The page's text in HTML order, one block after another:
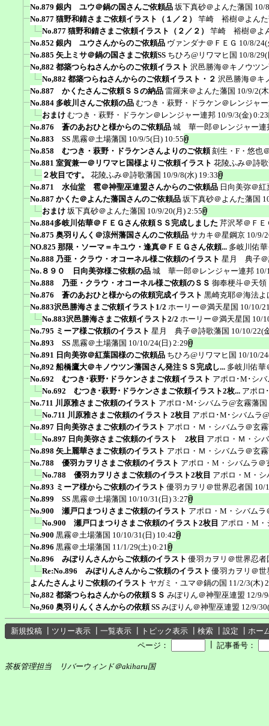
No.879 銀内 ユウ＠鍋の国さんご依頼品 坂下真砂＠よんた藩国 10/
No.877 猫野和錆さまご依頼イラスト（１／２）
竿崎 裕樹＠よんた
No.877 猫野和錆さまご依頼イラスト（２／２）
竿崎 裕樹＠よ
No.852 銀内 ユウさんからのご依頼品 ヴァンダナ＠ＦＥＧ 10/8/
No.885 矢上ミサ＠鍋の国さまご依頼SS ちひろ@リワマヒ国 10/8/
No,882 都築つらねさんからのご依頼イラスト 沢邑勝海＠キノウツ
No,882 都築つらねさんからのご依頼イラスト・２ 沢邑勝海＠キ
No.887 かくたさんご依頼ＳＳの納品 雷羅来＠よんた藩国 10/9/2(
No.884 多岐川さんご依頼の品 むつき・萩野・ドラケン＠レンジャ
おまけ むつき・萩野・ドラケン＠レンジャー連邦 10/9/3(金) 0:23
No.876 蒼のあおひと様からのご依頼品 城 華一郎＠レンジャー連
No.883 SS 黒霧＠土場藩国 10/9/5(日) 10:55
No.858 むつき・萩野・ドラケンさんよりのご依頼 刻生・F・悠也
No.881 室賀兼一＠リワマヒ国様よりご依頼イラスト 花陵ふみ＠詩
２枚目です。
花陵ふみ＠詩歌藩国 10/9/8(水) 19:33
No.871 水仙堂 雹＠神聖巫連盟さんからのご依頼品 日向美弥＠紅
No.887 かくた＠よんた藩国さんのご依頼品 坂下真砂＠よんた藩国
おまけ 坂下真砂＠よんた藩国 10/9/20(月) 2:55
No.884多岐川佑華＠ＦＥＧさん依頼ＳＳ完成しました 芹沢琴＠ＦＥ
No.875 奥羽りんく＠涼州藩国さんのご依頼品 サカキ＠星鋼京 10/9/
NO.825 那限・ソーマ＝キユウ・逢真＠ＦＥＧさん依頼... 多岐川佑
No.888 乃亜・クラウ・オコーネル様ご依頼のイラスト 星月 典子＠
No.８９０ 日向美弥様ご依頼の品 城 華一郎＠レンジャー連邦 10/
No.888 乃亜・クラウ・オコーネル様ご依頼のＳＳ 御奉梗斗＠天領
No.876 蒼のあおひと様からの依頼完成イラスト 黒崎克耶＠海法よ
No.883沢邑勝海さまご依頼イラスト1/2 ホーリー＠満天星国 10/10/
No.883沢邑勝海さまご依頼イラスト2/2 ホーリー＠満天星国 10/
No.795 ミーア様ご依頼のイラスト 星月 典子＠詩歌藩国 10/10/22(
No.893 SS 黒霧＠土場藩国 10/10/24(日) 2:29
No.891 日向美弥＠紅葉国様のご依頼品 ちひろ@リワマヒ国 10/10/
No,892 船橋鷹大＠キノウツン藩国さん発注ＳＳ完成し... 多岐川佑華
No.692 むつき･萩野･ドラケンさまご依頼イラスト アポロ･M･シ
No.692 むつき･萩野･ドラケンさまご依頼イラスト2枚... アポロ
No.711 川原雅さまご依頼のイラスト アポロ･M･シバムラ@玄霧藩国
No.711 川原雅さまご依頼のイラスト 2枚目 アポロ･M･シバムラ
No.897 日向美弥さまご依頼のイラスト アポロ・Ｍ・シバムラ＠玄
No.897 日向美弥さまご依頼のイラスト 2枚目 アポロ・Ｍ・シ
No.898 矢上麗華さまご依頼のイラスト アポロ・Ｍ・シバムラ＠玄
No.788 優羽カヲリさまご依頼のイラスト アポロ・M・シバムラ＠
No.788 優羽カヲリさまご依頼のイラスト2枚目 アポロ・M・
No.893 ミーア様からご依頼のイラスト 優羽カヲリ＠世界忍者国 10/
No.899 SS 黒霧＠土場藩国 10/10/31(日) 3:27
No.900 瀬戸口まつりさまご依頼のイラスト アポロ・M・シバムラ
No.900 瀬戸口まつりさまご依頼のイラスト2枚目 アポロ・M・
No.900 黒霧＠土場藩国 10/10/31(日) 10:42
No.896 黒霧＠土場藩国 11/1/29(土) 0:21
No.896 みぽりんさんからご依頼のイラスト 優羽カヲリ＠世界忍者
Re:No.896 みぽりんさんからご依頼のイラスト 優羽カヲリ＠世
よんたさんよりご依頼のイラスト ヤガミ・ユマ＠鍋の国 11/2/3(木)
No,882 都築つらねさんからの依頼ＳＳ みぽりん＠神聖巫連盟 12/9/
No,960 奥羽りんくさんからの依頼 SS みぽりん＠神聖巫連盟 12/9/
新規投稿 ツリー表示 一覧表示 トピック表示 検索 設定
ホー
ページ：
記事番号：
茶板管理担当 リバーウィンド＠akiharu国